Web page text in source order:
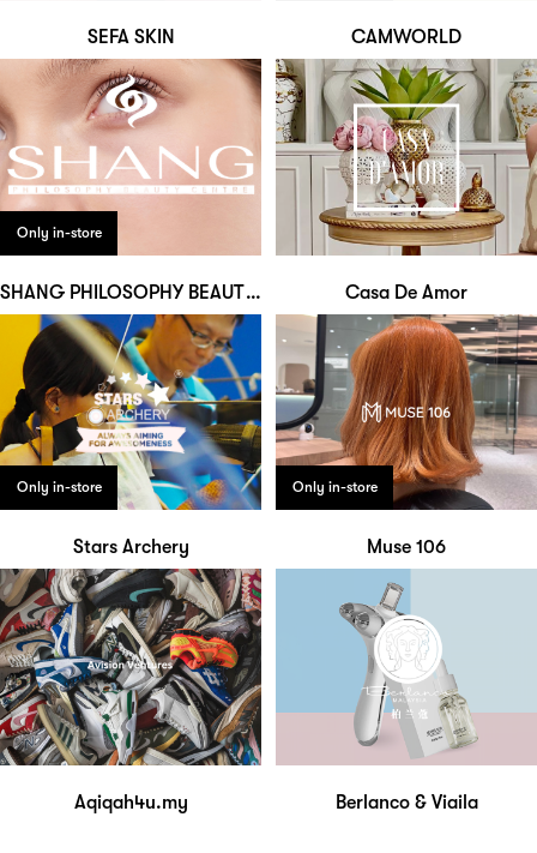
SEFA SKIN CAMWORLD
Only in-store
SHANG PHILOSOPHY BEAUTY CENTRE Casa De Amor
Only in-store
Stars Archery
Only in-store
Muse 106
Aqiqah4u.my Berlanco & Viaila